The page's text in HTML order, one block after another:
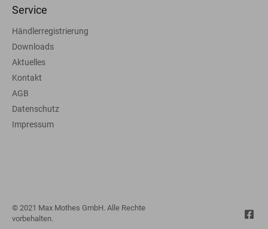
Service
Händlerregistrierung
Downloads
Aktuelles
Kontakt
AGB
Datenschutz
Impressum
© 2021 Max Mothes GmbH. Alle Rechte
vorbehalten.